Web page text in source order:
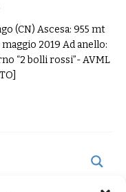
(CN) Ascesa: 955 mt
2019 Ad anello:
“2 bolli rossi”- AVML